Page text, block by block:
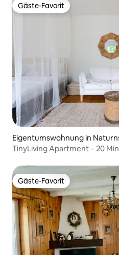
Gäste-Favorit
Gäste-Favorit
Eigentumswohnung in
TinyLiving Apartment – 20
Gäste-Favorit
Gäste-Favorit